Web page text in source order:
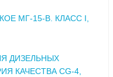
МГ-15-В. КЛАСС I,
ДИЗЕЛЬНЫХ
КАЧЕСТВА CG-4,